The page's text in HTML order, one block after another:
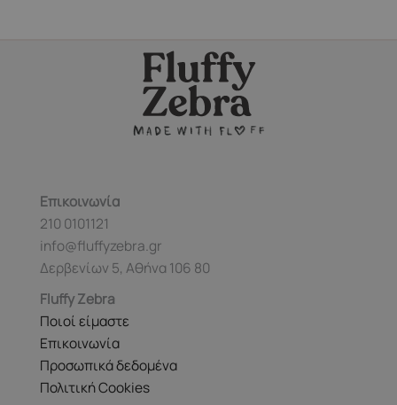
Επικοινωνία
210 0101121
info@fluffyzebra.gr
Δερβενίων 5, Αθήνα 106 80
Fluffy Zebra
Ποιοί είμαστε
Επικοινωνία
Προσωπικά δεδομένα
Πολιτική Cookies